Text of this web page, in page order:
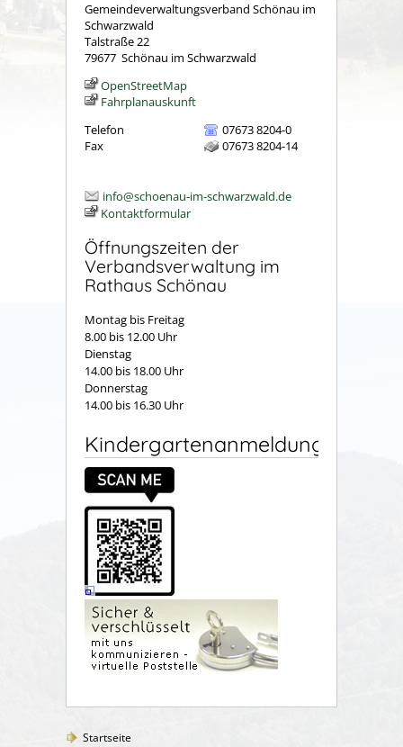
Gemeindeverwaltungsverband Schönau im
Schwarzwald
Talstraße 22
79677 Schönau im Schwarzwald
OpenStreetMap
Fahrplanauskunft
Telefon
07673 8204-0
Fax
07673 8204-14
info@schoenau-im-schwarzwald.de
Kontaktformular
Öffnungszeiten der
Verbandsverwaltung im
Rathaus Schönau
Montag bis Freitag
8.00 bis 12.00 Uhr
Dienstag
14.00 bis 18.00 Uhr
Donnerstag
14.00 bis 16.30 Uhr
Kindergartenanmeldung
Startseite